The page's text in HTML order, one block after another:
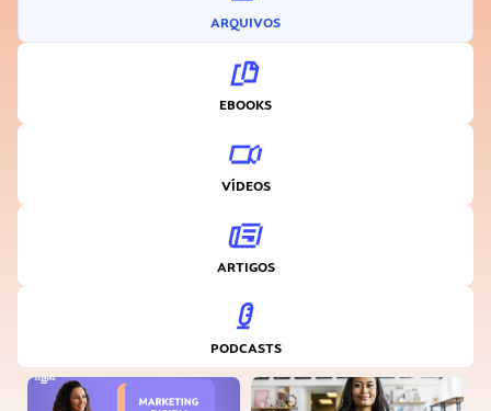
ARQUIVOS
EBOOKS
VÍDEOS
ARTIGOS
PODCASTS